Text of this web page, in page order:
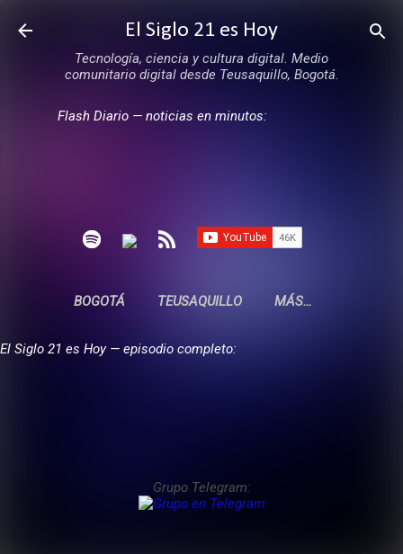
Ir al contenido principal
El Siglo 21 es Hoy
Tecnología, ciencia y cultura digital. Medio
comunitario digital desde Teusaquillo, Bogotá.
Flash Diario — noticias en minutos:
BOGOTÁ TEUSAQUILLO MÁS…
El Siglo 21 es Hoy — episodio completo:
Grupo Telegram: